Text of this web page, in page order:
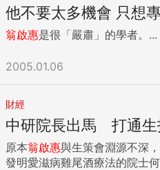
他不要太多機會 只想
翁啟惠是很「嚴肅」的學者。...
2005.01.06
財經
中研院長出馬 打通生
原本翁啟惠與生策會淵源不深
發明愛滋病雞尾酒療法的院士